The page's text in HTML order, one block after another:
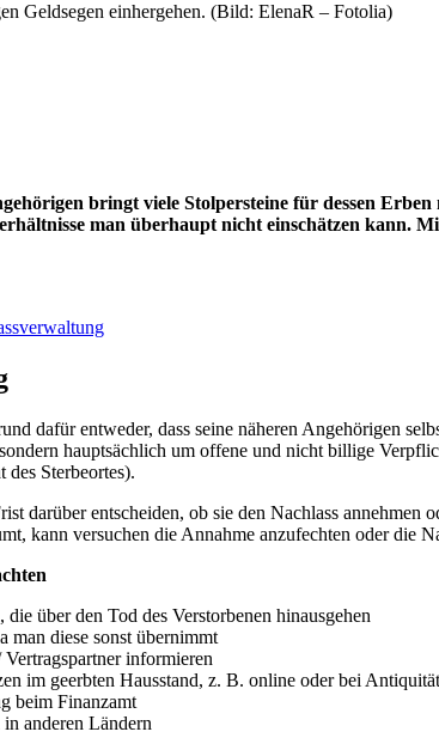
Geldsegen einhergehen. (Bild: ElenaR – Fotolia)
bringt viele Stolpersteine für dessen
man überhaupt nicht einschätzen
dafür entweder, dass seine näheren Angehörigen
hauptsächlich um offene und nicht billige
Sterbeortes).
darüber entscheiden, ob sie den Nachlass
kann versuchen die Annahme anzufechten oder die
über den Tod des Verstorbenen hinausgehen
diese sonst übernimmt
informieren
im geerbten Hausstand, z. B. online oder bei
beim Finanzamt
anderen Ländern